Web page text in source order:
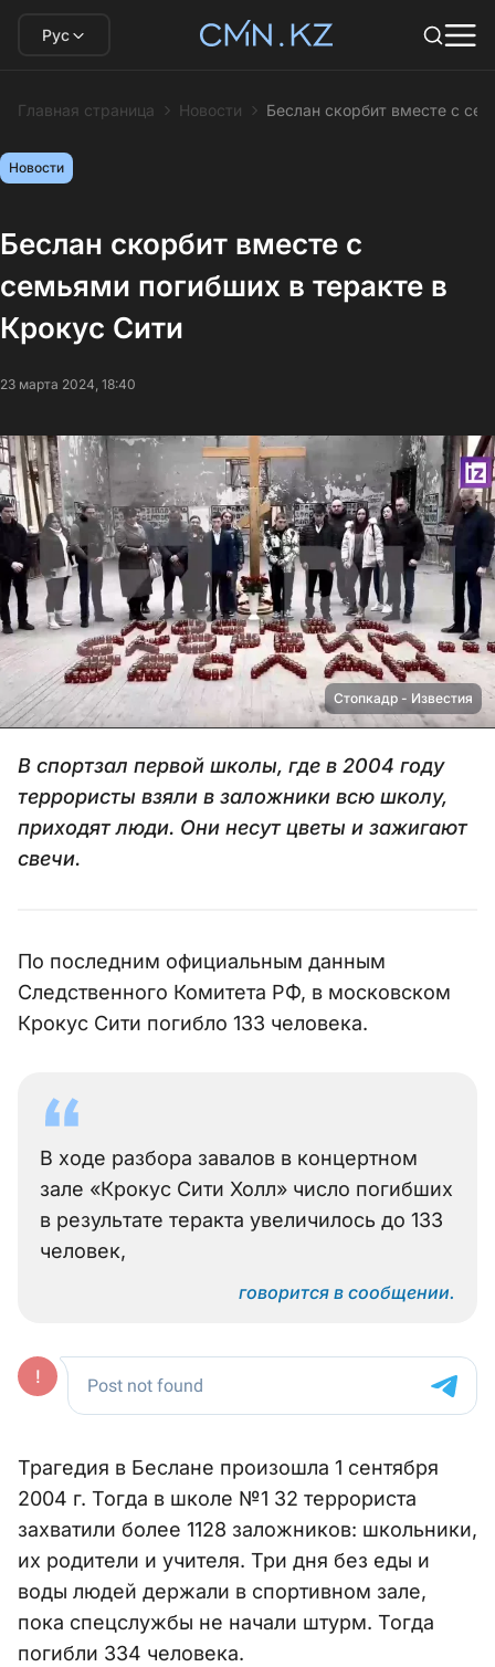
Рус
Главная страница Новости Беслан скорбит вместе с
Новости
Беслан скорбит вместе с
семьями погибших в теракте в
Крокус Сити
23 марта 2024, 18:40
Стопкадр - Известия
В спортзал первой школы, где в 2004 году
террористы взяли в заложники всю школу,
приходят люди. Они несут цветы и зажигают
свечи.
По последним официальным данным
Следственного Комитета РФ, в московском
Крокус Сити погибло 133 человека.
В ходе разбора завалов в концертном
зале «Крокус Сити Холл» число погибших
в результате теракта увеличилось до 133
человек,
говорится в сообщении.
Трагедия в Беслане произошла 1 сентября
2004 г. Тогда в школе №1 32 террориста
захватили более 1128 заложников: школьники,
их родители и учителя. Три дня без еды и
воды людей держали в спортивном зале,
пока спецслужбы не начали штурм. Тогда
погибли 334 человека.